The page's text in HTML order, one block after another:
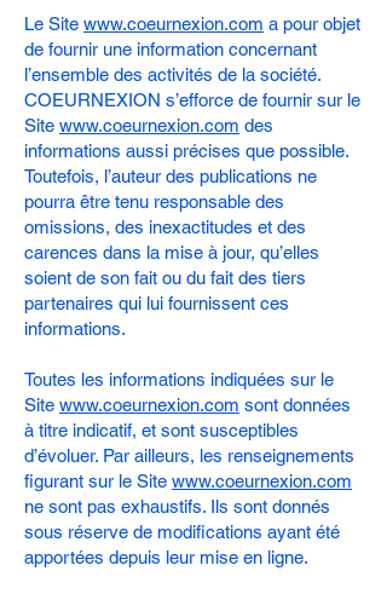
Le Site www.coeurnexion.com a pour objet
de fournir une information concernant
l’ensemble des activités de la société.
COEURNEXION s’efforce de fournir sur le
Site www.coeurnexion.com des
informations aussi précises que possible.
Toutefois, l’auteur des publications ne
pourra être tenu responsable des
omissions, des inexactitudes et des
carences dans la mise à jour, qu’elles
soient de son fait ou du fait des tiers
partenaires qui lui fournissent ces
informations.
Toutes les informations indiquées sur le
Site www.coeurnexion.com sont données
à titre indicatif, et sont susceptibles
d’évoluer. Par ailleurs, les renseignements
figurant sur le Site www.coeurnexion.com
ne sont pas exhaustifs. Ils sont donnés
sous réserve de modifications ayant été
apportées depuis leur mise en ligne.